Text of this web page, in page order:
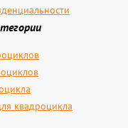
квадроцикла